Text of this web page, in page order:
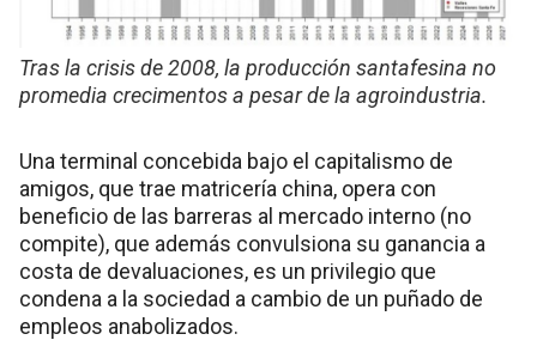
Tras la crisis de 2008, la producción santafesina no
promedia crecimentos a pesar de la agroindustria.
Una terminal concebida bajo el capitalismo de
amigos, que trae matricería china, opera con
beneficio de las barreras al mercado interno (no
compite), que además convulsiona su ganancia a
costa de devaluaciones, es un privilegio que
condena a la sociedad a cambio de un puñado de
empleos anabolizados.